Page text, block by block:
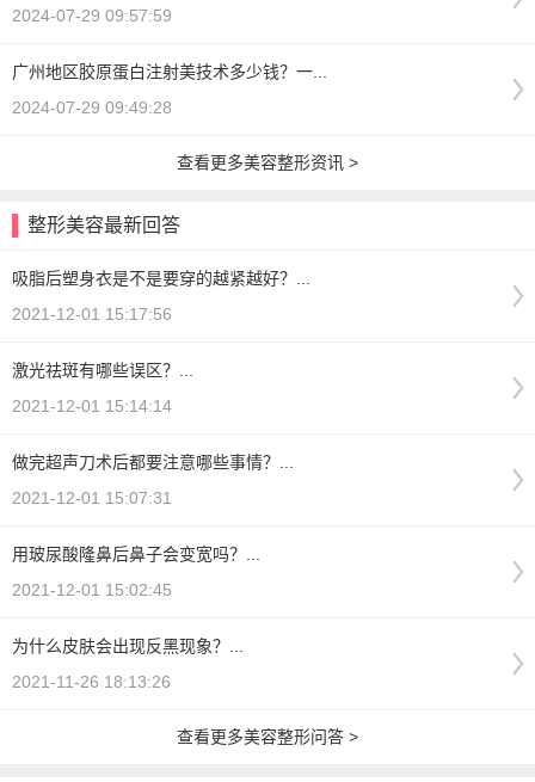
2024-07-29 09:57:59
广州地区胶原蛋白注射美技术多少钱？一...
2024-07-29 09:49:28
查看更多美容整形资讯 >
整形美容最新回答
吸脂后塑身衣是不是要穿的越紧越好？...
2021-12-01 15:17:56
激光祛斑有哪些误区？...
2021-12-01 15:14:14
做完超声刀术后都要注意哪些事情？...
2021-12-01 15:07:31
用玻尿酸隆鼻后鼻子会变宽吗？...
2021-12-01 15:02:45
为什么皮肤会出现反黑现象？...
2021-11-26 18:13:26
查看更多美容整形问答 >